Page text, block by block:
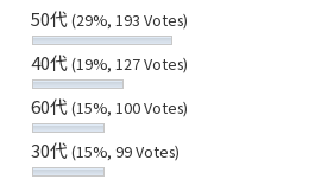
50代(29%, 193 Votes)
40代(19%, 127 Votes)
60代(15%, 100 Votes)
30代(15%, 99 Votes)